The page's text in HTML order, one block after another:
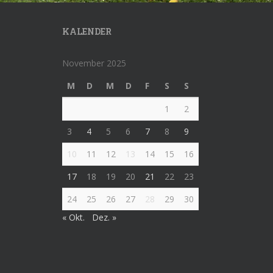
KALENDER
November 2025
M
D M D F S
S
1
2
3
4 5 6 7 8
9
10
11 12 13 14 15
16
17
18 19 20 21 22
23
24
25 26 27 28 29
30
« Okt.
Dez. »